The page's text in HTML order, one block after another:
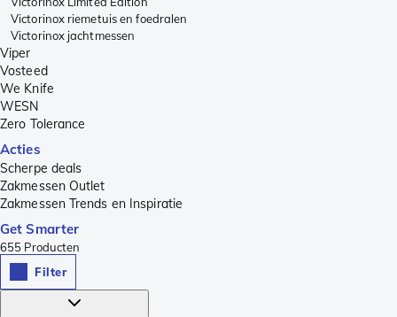
Victorinox riemetuis en foedralen
Victorinox jachtmessen
Viper
Vosteed
We Knife
WESN
Zero Tolerance
Acties
Scherpe deals
Zakmessen Outlet
Zakmessen Trends en Inspiratie
Get Smarter
655 Producten
Filter